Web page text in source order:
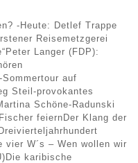
-Heute: Detlef Trappe
Reisemetzgerei
Peter Langer (FDP):
auf
Steil-provokantes
Schöne-Radunski
feiern Der Klang der
vier W´s – Wen wollen wir
Die karibische